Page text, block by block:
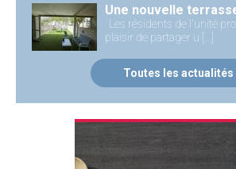
Les résidents de l'unité
plaisir de partager u [...]
Toutes les actualités